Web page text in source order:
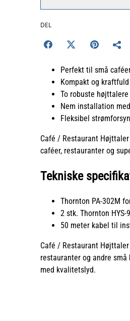
DEL
Perfekt til små
Kompakt og
To robuste
Nem installation
Fleksibel
Café / Restaurant
caféer, restauranter og
Tekniske
Thornton PA-302M
2 stk. Thornton
50 meter kabel til
Café / Restaurant
restauranter og andre
med kvalitetslyd.